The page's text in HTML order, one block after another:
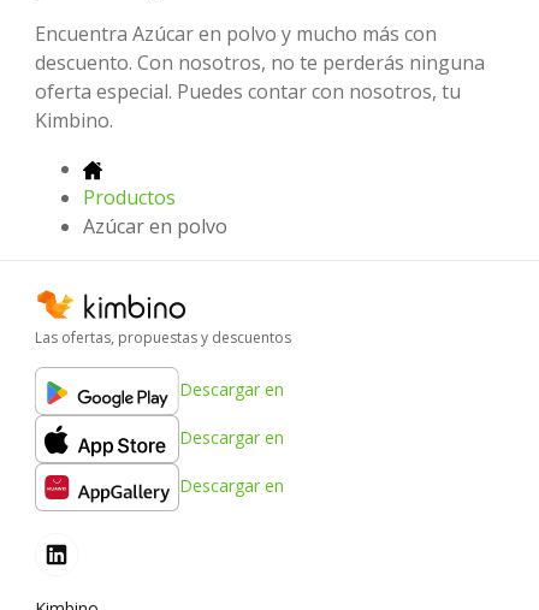
Encuentra Azúcar en polvo y mucho más con
descuento. Con nosotros, no te perderás ninguna
oferta especial. Puedes contar con nosotros, tu
Kimbino.
Productos
Azúcar en polvo
Las ofertas, propuestas y descuentos
Descargar en
Descargar en
Descargar en